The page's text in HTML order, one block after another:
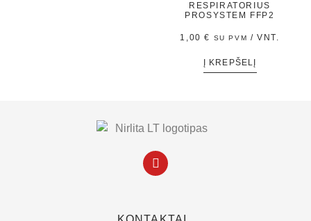
RESPIRATORIUS
PROSYSTEM FFP2
1,00€ SU PVM / VNT.
Į KREPŠELĮ